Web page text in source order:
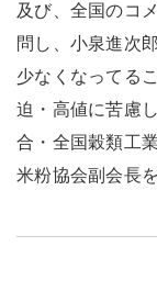
及び、全国のコ
問し、小泉進次
少なくなってる
迫・高値に苦慮
合・全国穀類工
米粉協会副会長